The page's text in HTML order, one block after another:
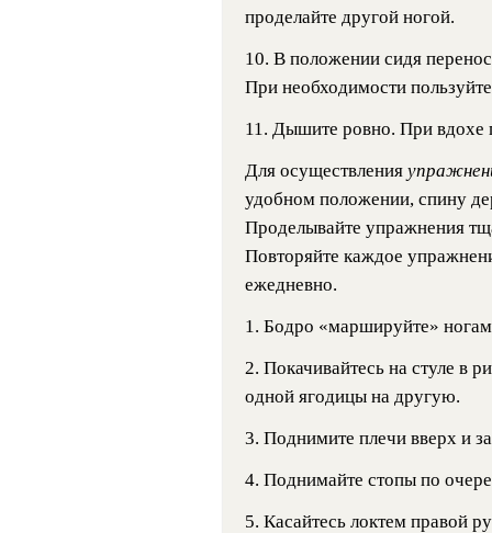
проделайте другой ногой.
10. В положении сидя
При необходимости
11. Дышите ровно. При вдохе
Для осуществления
удобном положении, спину
Проделывайте упражнения
Повторяйте каждое
ежедневно.
1. Бодро «маршируйте»
2. Покачивайтесь на стуле в
одной ягодицы на другую.
3. Поднимите плечи вверх и
4. Поднимайте стопы по
5. Касайтесь локтем правой